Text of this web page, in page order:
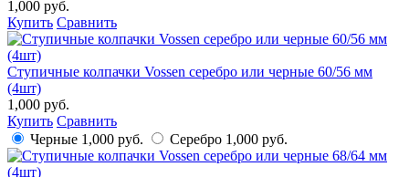
1,000 руб.
Купить Сравнить
Ступичные колпачки Vossen серебро или черные 60/56 мм
(4шт)
1,000 руб.
Купить Сравнить
Черные 1,000 руб. Серебро 1,000 руб.